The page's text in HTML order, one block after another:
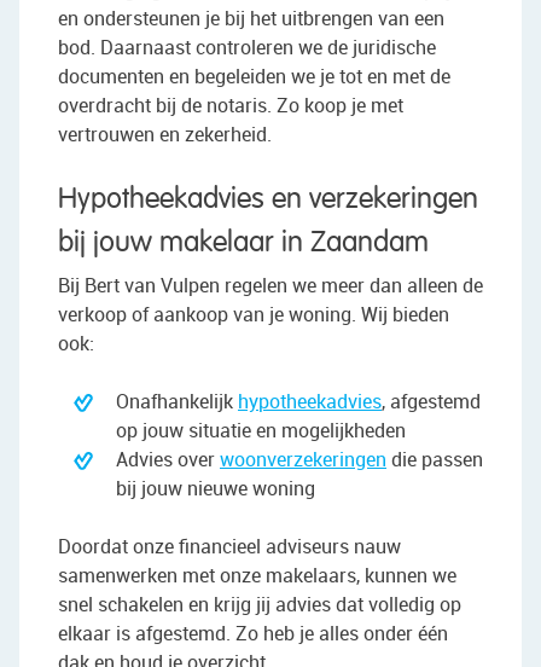
en ondersteunen je bij het uitbrengen van een
bod. Daarnaast controleren we de juridische
documenten en begeleiden we je tot en met de
overdracht bij de notaris. Zo koop je met
vertrouwen en zekerheid.
Hypotheekadvies en verzekeringen
bij jouw makelaar in Zaandam
Bij Bert van Vulpen regelen we meer dan alleen de
verkoop of aankoop van je woning. Wij bieden
ook:
Onafhankelijk hypotheekadvies, afgestemd
op jouw situatie en mogelijkheden
Advies overwoonverzekeringen die passen
bij jouw nieuwe woning
Doordat onze financieel adviseurs nauw
samenwerken met onze makelaars, kunnen we
snel schakelen en krijg jij advies dat volledig op
elkaar is afgestemd. Zo heb je alles onder één